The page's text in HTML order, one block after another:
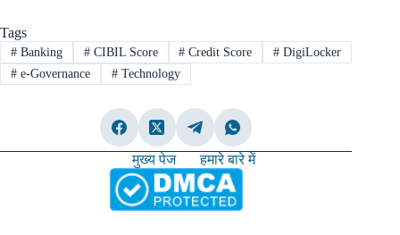
Tags
#Banking #CIBIL Score # Credit Score # DigiLocker
#e-Governance #Technology
मुख्य पेज हमारे बारे में